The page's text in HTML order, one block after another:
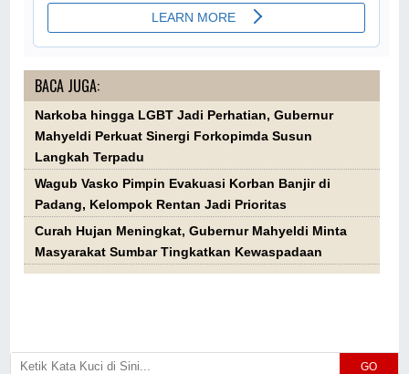
BACA JUGA:
Narkoba hingga LGBT Jadi Perhatian, Gubernur
Mahyeldi Perkuat Sinergi Forkopimda Susun
Langkah Terpadu
Wagub Vasko Pimpin Evakuasi Korban Banjir di
Padang, Kelompok Rentan Jadi Prioritas
Curah Hujan Meningkat, Gubernur Mahyeldi Minta
Masyarakat Sumbar Tingkatkan Kewaspadaan
GO